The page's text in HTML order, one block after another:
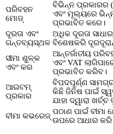
ପରିବହନ
ମୋଡ୍
ବିଭିନ୍ନ ପ୍ରକାରର
ଏବଂ ମୂଲ୍ୟରେ
ପ୍ରଭାବିତ କରେ।
ଦୂରତା ଏବଂ
ଗନ୍ତବ୍ୟସ୍ଥଳ
ଅଧିକ ଦୂରତା
ବିଶେଷକରି
ସୀମା ଶୁଳ୍କ
ଏବଂ କର
ଆନ୍ତର୍ଜାତୀୟ
ଏବଂ VAT
ପ୍ରଭାବିତ କରିବ।
ଆଇଟମ୍
ପ୍ରକାର
ବିପଦପୂର୍ଣ୍ଣ
କିଛି ଜିନିଷ ପାଇଁ
ଯାହା ଦ୍ୱାରା
ବୀମା କଭରେଜ୍
ପଠାଣ ପାଇଁ
ଉପରେ ଆଧାର କରି